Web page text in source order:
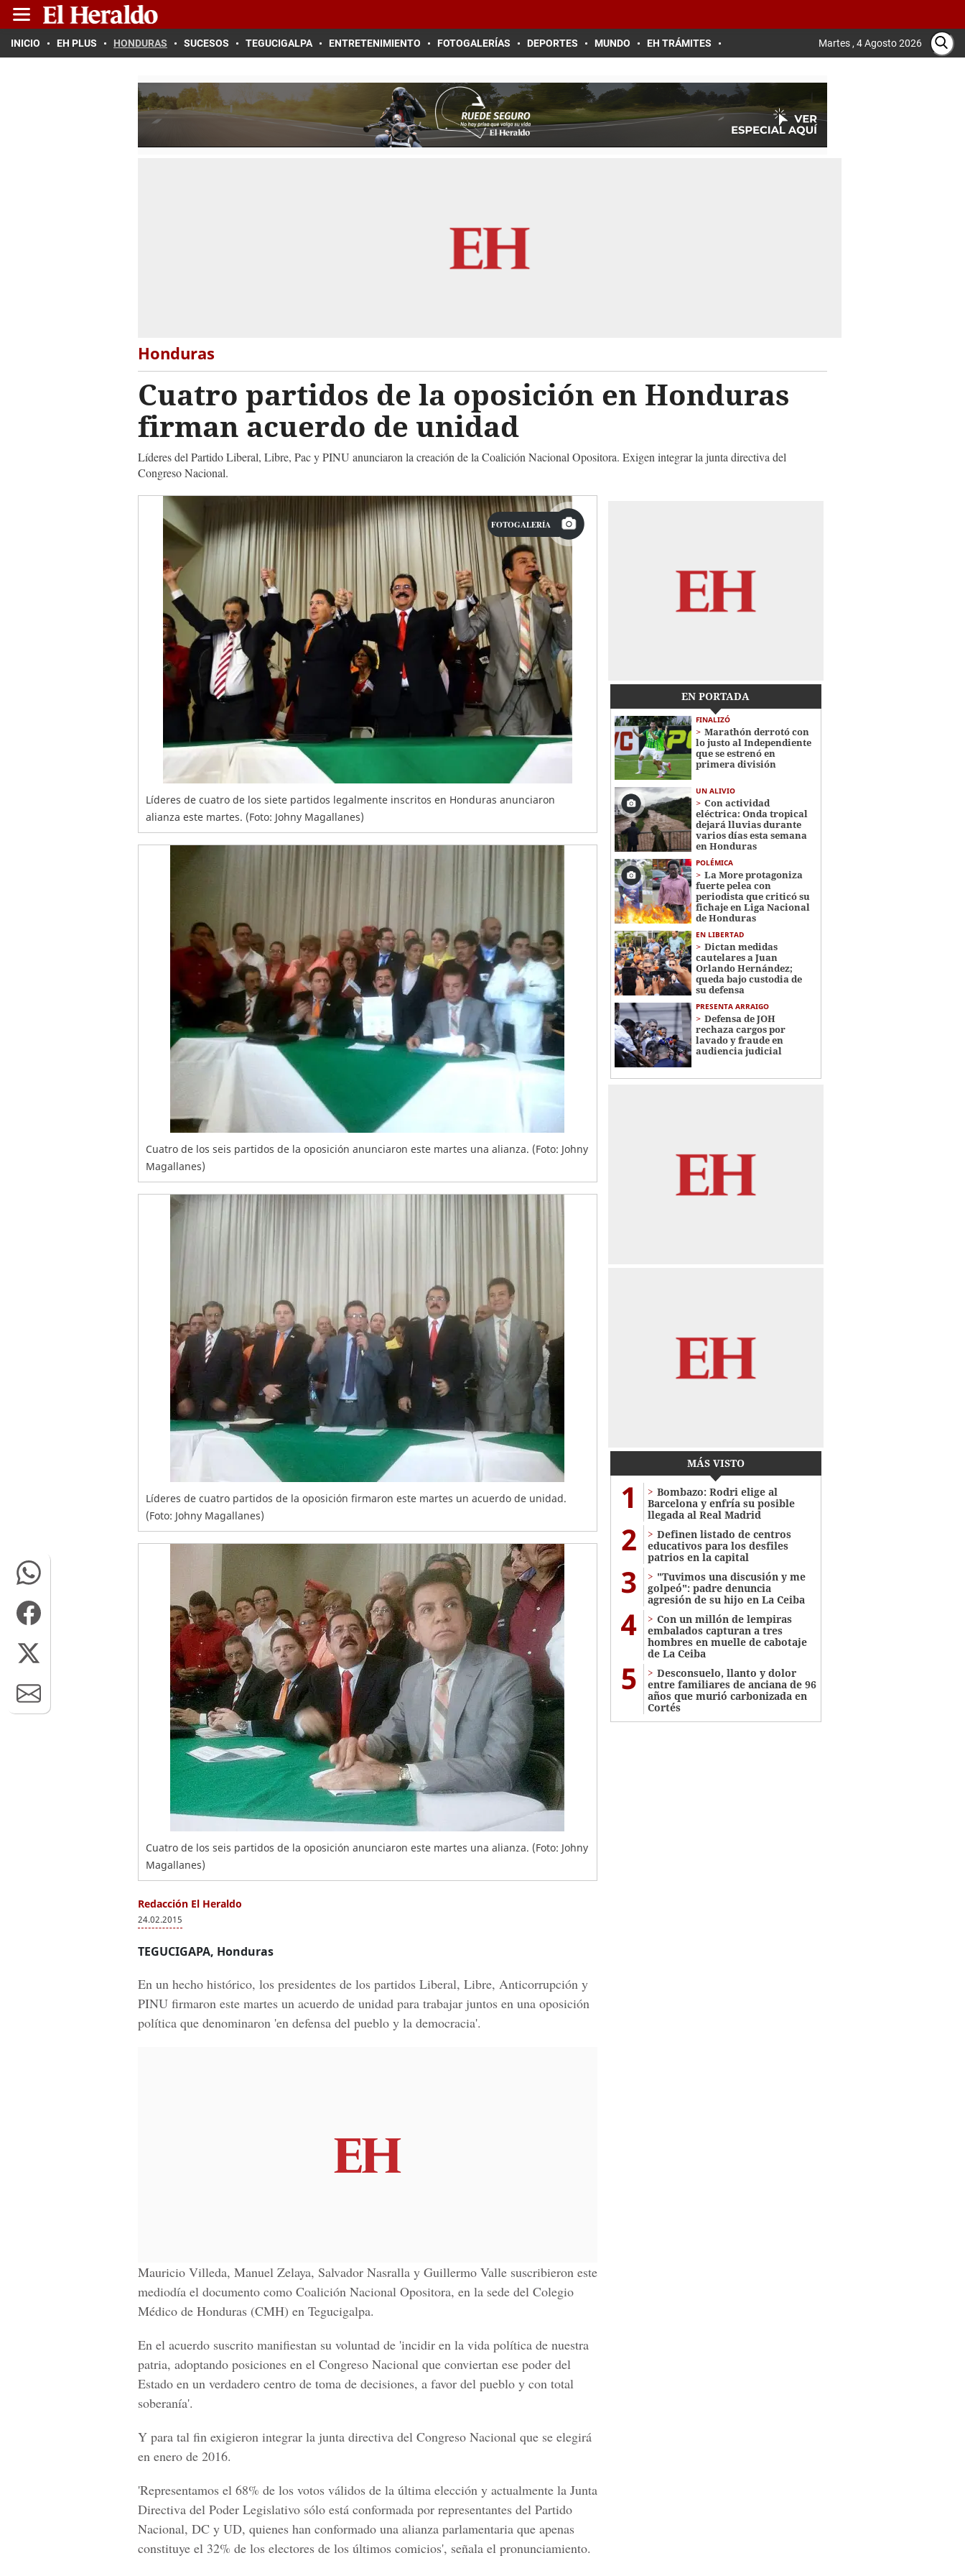
INICIO EH PLUS HONDURAS SUCESOS TEGUCIGALPA ENTRETENIMIENTO FOTOGALERÍAS DEPORTES MUNDO EH TRÁMITES Martes , 4 Agosto 2026
Honduras
Cuatro partidos de la oposición en Honduras
firman acuerdo de unidad
Líderes del Partido Liberal, Libre, Pac y PINU anunciaron la creación de la Coalición Nacional Opositora. Exigen integrar la junta directiva del
Congreso Nacional.
FOTOGALERÍA
Líderes de cuatro de los siete partidos legalmente inscritos en Honduras anunciaron
alianza este martes. (Foto: Johny Magallanes)
Cuatro de los seis partidos de la oposición anunciaron este martes una alianza. (Foto: Johny
Magallanes)
Líderes de cuatro partidos de la oposición firmaron este martes un acuerdo de unidad.
(Foto: Johny Magallanes)
Cuatro de los seis partidos de la oposición anunciaron este martes una alianza. (Foto: Johny
Magallanes)
Redacción El Heraldo
24.02.2015
TEGUCIGAPA, Honduras
En un hecho histórico, los presidentes de los partidos Liberal, Libre, Anticorrupción y
PINU firmaron este martes un acuerdo de unidad para trabajar juntos en una oposición
política que denominaron 'en defensa del pueblo y la democracia'.
Mauricio Villeda, Manuel Zelaya, Salvador Nasralla y Guillermo Valle suscribieron este
mediodía el documento como Coalición Nacional Opositora, en la sede del Colegio
Médico de Honduras (CMH) en Tegucigalpa.
En el acuerdo suscrito manifiestan su voluntad de 'incidir en la vida política de nuestra
patria, adoptando posiciones en el Congreso Nacional que conviertan ese poder del
Estado en un verdadero centro de toma de decisiones, a favor del pueblo y con total
soberanía'.
Y para tal fin exigieron integrar la junta directiva del Congreso Nacional que se elegirá
en enero de 2016.
'Representamos el 68% de los votos válidos de la última elección y actualmente la Junta
Directiva del Poder Legislativo sólo está conformada por representantes del Partido
Nacional, DC y UD, quienes han conformado una alianza parlamentaria que apenas
constituye el 32% de los electores de los últimos comicios', señala el pronunciamiento.
EN PORTADA
FINALIZÓ
Marathón derrotó con
lo justo al Independiente
que se estrenó en
primera división
UN ALIVIO
Con actividad
eléctrica: Onda tropical
dejará lluvias durante
varios días esta semana
en Honduras
POLÉMICA
La More protagoniza
fuerte pelea con
periodista que criticó su
fichaje en Liga Nacional
de Honduras
EN LIBERTAD
Dictan medidas
cautelares a Juan
Orlando Hernández;
queda bajo custodia de
su defensa
PRESENTA ARRAIGO
Defensa de JOH
rechaza cargos por
lavado y fraude en
audiencia judicial
MÁS VISTO
1
Bombazo: Rodri elige al
Barcelona y enfría su posible
llegada al Real Madrid
2
Definen listado de centros
educativos para los desfiles
patrios en la capital
3
"Tuvimos una discusión y me
golpeó": padre denuncia
agresión de su hijo en La Ceiba
4
Con un millón de lempiras
embalados capturan a tres
hombres en muelle de cabotaje
de La Ceiba
5
​​​​Desconsuelo, llanto y dolor
entre familiares de anciana de 96
años que murió carbonizada en
Cortés